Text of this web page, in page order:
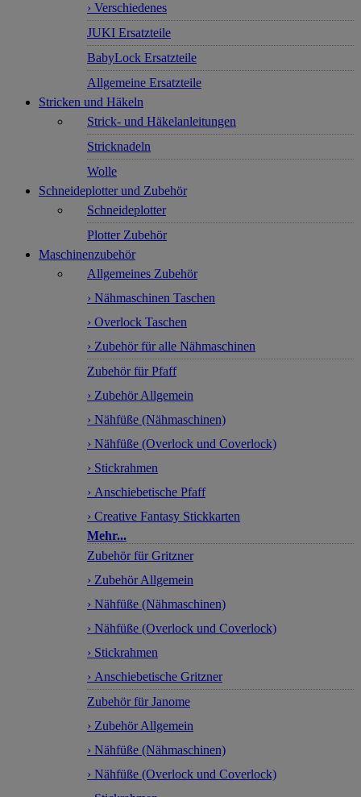
› Verschiedenes
JUKI Ersatzteile
BabyLock Ersatzteile
Allgemeine Ersatzteile
Stricken und Häkeln
Strick- und Häkelanleitungen
Stricknadeln
Wolle
Schneideplotter und Zubehör
Schneideplotter
Plotter Zubehör
Maschinenzubehör
Allgemeines Zubehör
› Nähmaschinen Taschen
› Overlock Taschen
› Zubehör für alle Nähmaschinen
Zubehör für Pfaff
› Zubehör Allgemein
› Nähfüße (Nähmaschinen)
› Nähfüße (Overlock und Coverlock)
› Stickrahmen
› Anschiebetische Pfaff
› Creative Fantasy Stickkarten
Mehr...
Zubehör für Gritzner
› Zubehör Allgemein
› Nähfüße (Nähmaschinen)
› Nähfüße (Overlock und Coverlock)
› Stickrahmen
› Anschiebetische Gritzner
Zubehör für Janome
› Zubehör Allgemein
› Nähfüße (Nähmaschinen)
› Nähfüße (Overlock und Coverlock)